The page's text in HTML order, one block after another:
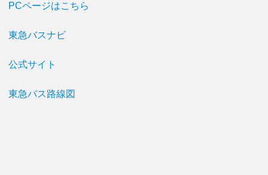
PCページはこちら
東急バスナビ
公式サイト
東急バス路線図